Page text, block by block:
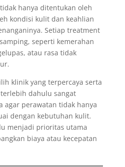
hanya ditentukan oleh
kondisi kulit dan keahlian
Setiap treatment
seperti kemerahan
atau rasa tidak
klinik yang terpercaya serta
dahulu sangat
agar perawatan tidak hanya
dengan kebutuhan kulit.
menjadi prioritas utama
biaya atau kecepatan